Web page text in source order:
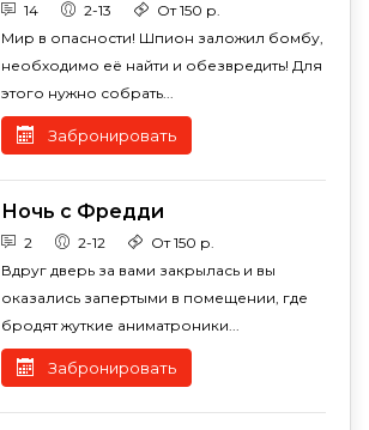
14 2-13
От 150 р.
Мир в опасности! Шпион заложил бомбу,
необходимо её найти и обезвредить! Для
этого нужно собрать...
Забронировать
Ночь с Фредди
2 2-12
От 150 р.
Вдруг дверь за вами закрылась и вы
оказались запертыми в помещении, где
бродят жуткие аниматроники...
Забронировать